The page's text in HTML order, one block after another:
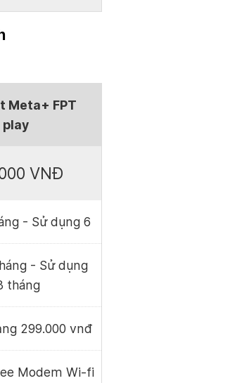
Meta+ FPT
play
VNĐ
- Sử dụng 6
- Sử dụng
tháng
299.000 vnđ
Modem Wi-fi